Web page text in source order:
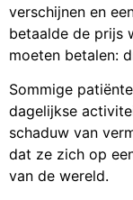
verschijnen en
betaalde de prijs
moeten betalen:
Sommige
dagelijkse
schaduw van
dat ze zich op
van de wereld.